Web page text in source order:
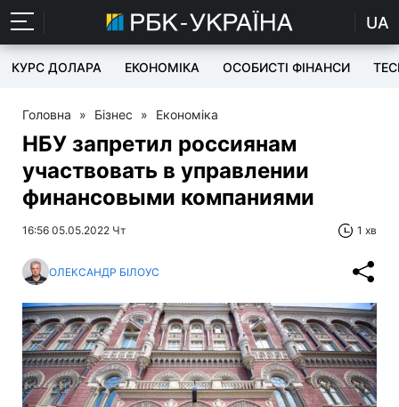
UA
КУРС ДОЛАРА ЕКОНОМІКА ОСОБИСТІ ФІНАНСИ
Головна » Бізнес » Економіка
НБУ запретил россиянам
участвовать в управлении
финансовыми компаниями
16:56 05.05.2022 Чт 1 хв
ОЛЕКСАНДР БІЛОУС